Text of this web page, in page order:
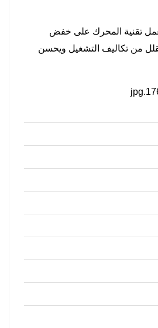
تقنية المحرك على خفض
يقلل من تكاليف التشغيل ويحسن